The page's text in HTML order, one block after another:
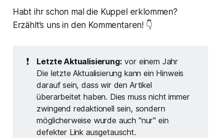
Habt ihr schon mal die Kuppel erklommen?
Erzählt’s uns in den Kommentaren! 👇
❗ Letzte Aktualisierung: vor einem Jahr
Die letzte Aktualisierung kann ein Hinweis
darauf sein, dass wir den Artikel
überarbeitet haben. Dies muss nicht immer
zwingend redaktionell sein, sondern
möglicherweise wurde auch "nur" ein
defekter Link ausgetauscht.